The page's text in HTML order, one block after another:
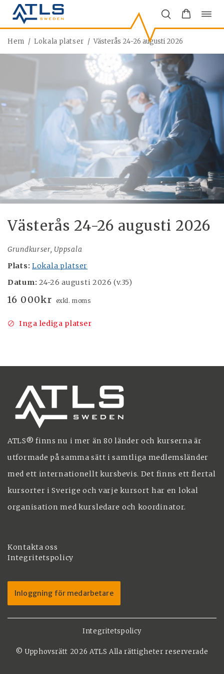
Hoppa
till
innehåll
Hem / Lokala platser / Västerås 24-26 augusti 2026
Västerås 24-26 augusti 2026
Grundkurser, Uppsala
Plats: Lokala platser
Datum: 24-26 augusti 2026 (v.35)
16 000kr exkl. moms
Inga lediga platser
ATLS® finns nu i mer än 80 länder och kurserna är
utformade på samma sätt i samtliga medlemsländer
med ett internationellt kursbevis. Det finns ett flertal
kursorter i Sverige och varje kursort har en lokal
organisation med kursledare och koordinator.
Kontakta oss
Integritetspolicy
Inloggning för medarbetare
Integritetspolicy
© Upphovsrätt 2026 ATLS Alla rättigheter reserverade